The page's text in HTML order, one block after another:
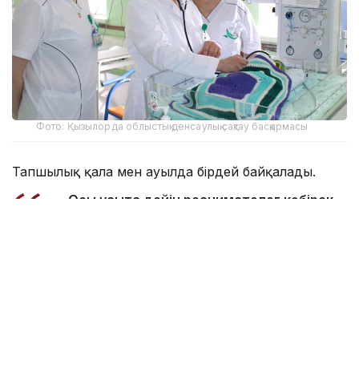
Фото: Қызылорда облыстық денсаулық сақтау басқармасы
Тапшылық қала мен ауылда бірдей байқалады.
— Осы уақытқа дейін реаниматолог көбірек